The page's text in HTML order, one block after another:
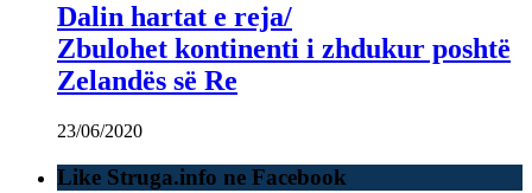
Dalin hartat e reja/
Zbulohet kontinenti i zhdukur poshtë
Zelandës së Re
23/06/2020
Like Struga.info ne Facebook